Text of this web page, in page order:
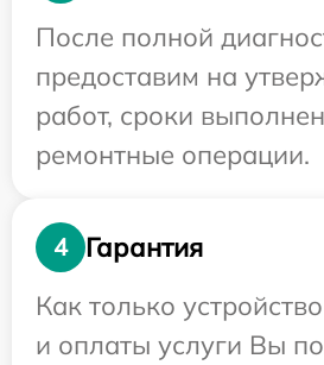
После полной
предоставим на
работ, сроки
ремонтные операции.
4
Гарантия
Как только
и оплаты услуги Вы